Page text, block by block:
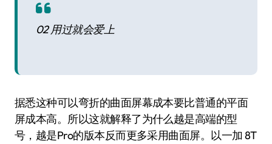
02 用过就会爱上
据悉这种可以弯折的曲面屏幕成本要比普通的平面
屏成本高。所以这就解释了为什么越是高端的型
号，越是Pro的版本反而更多采用曲面屏。以一加 8T